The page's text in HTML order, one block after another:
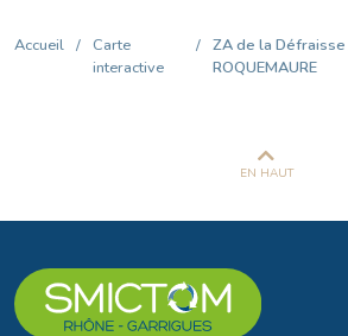
Accueil / Carte
interactive
/ ZA de la Défraisse
ROQUEMAURE
EN HAUT